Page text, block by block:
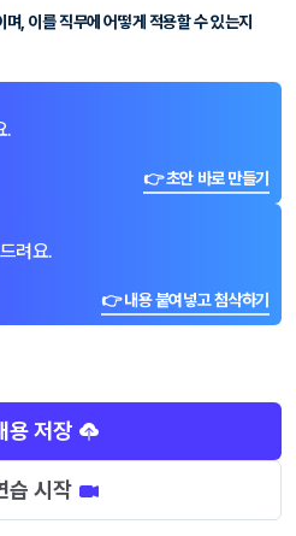
, 이를 직무에 어떻게 적용할 수 있는지
.
👉 초안 바로 만들기
려요.
👉 내용 붙여넣고 첨삭하기
용 저장
습 시작